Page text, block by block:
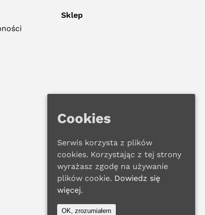
Sklep
Cookies
Serwis korzysta z plików
cookies. Korzystając z tej strony
wyrażasz zgodę na używanie
plików cookie. Dowiedz się
więcej.
OK, zrozumiałem